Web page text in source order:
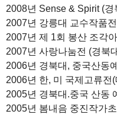
2008년 Sense & Spirit (경
2007년 강릉대 교수작품
2007년 제 1회 봉산 조각
2007년 사랑나눔전 (경북
2006년 경북대, 중국산동
2006년 한, 미 국제고류전
2005년 경북대.중국 산동
2005년 봄내음 중진작가